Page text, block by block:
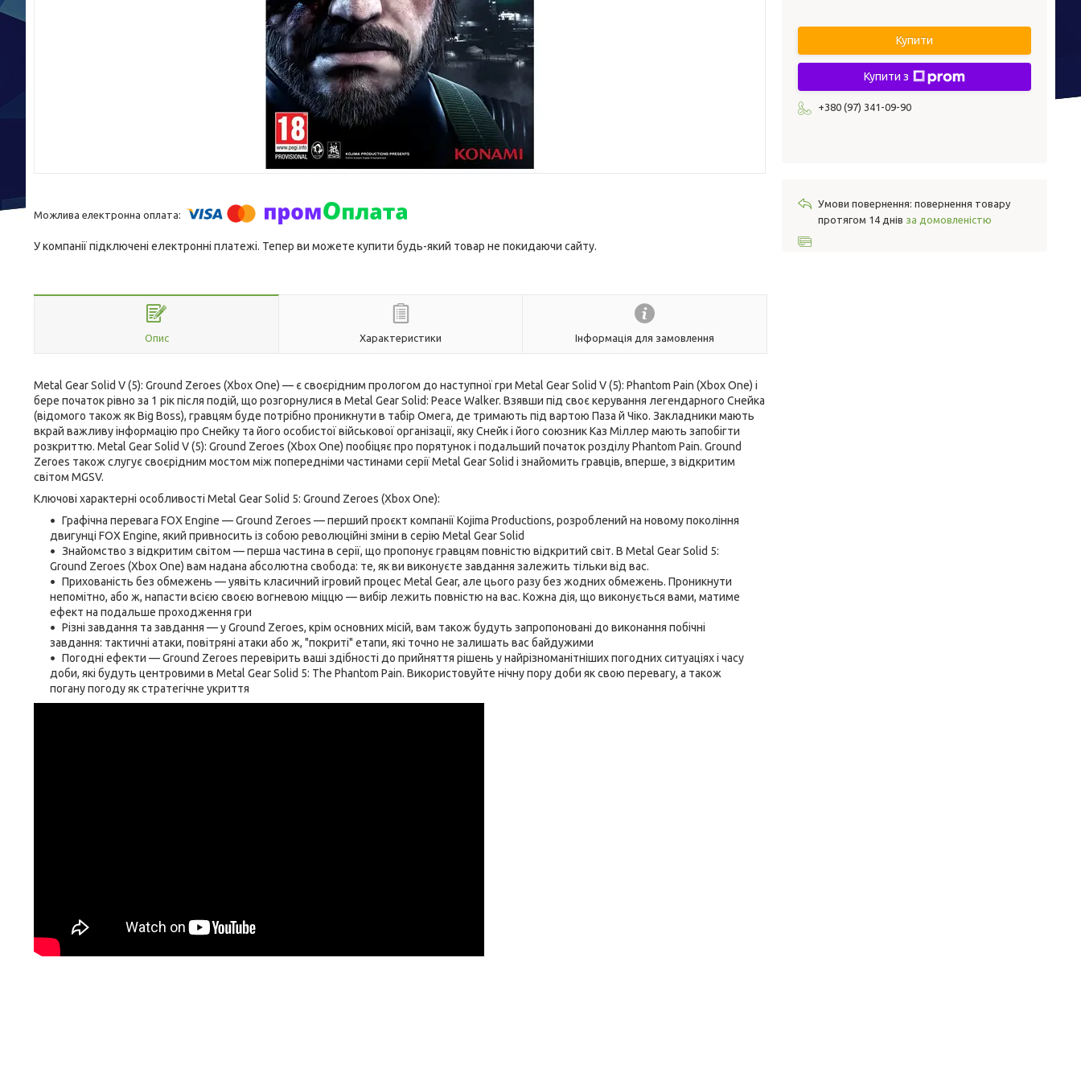
У компанії підключені електронні платежі. Тепер ви можете купити будь-який товар не покидаючи сайту.
Опис Характеристики Інформація для замовлення
Metal Gear Solid V (5): Ground Zeroes (Xbox One) — є своєрідним прологом до наступної гри Metal Gear Solid V (5): Phantom Pain (Xbox One) і
бере початок рівно за 1 рік після подій, що розгорнулися в Metal Gear Solid: Peace Walker. Взявши під своє керування легендарного Снейка
(відомого також як Big Boss), гравцям буде потрібно проникнути в табір Омега, де тримають під вартою Паза й Чіко. Закладники мають
вкрай важливу інформацію про Снейку та його особистої військової організації, яку Снейк і його союзник Каз Міллер мають запобігти
розкриттю. Metal Gear Solid V (5): Ground Zeroes (Xbox One) пообіцяє про порятунок і подальший початок розділу Phantom Pain. Ground
Zeroes також слугує своєрідним мостом між попередніми частинами серії Metal Gear Solid і знайомить гравців, вперше, з відкритим
світом MGSV.
Ключові характерні особливості Metal Gear Solid 5: Ground Zeroes (Xbox One):
Графічна перевага FOX Engine — Ground Zeroes — перший проєкт компанії Kojima Productions, розроблений на новому покоління
двигунці FOX Engine, який привносить із собою революційні зміни в серію Metal Gear Solid
Знайомство з відкритим світом — перша частина в серії, що пропонує гравцям повністю відкритий світ. В Metal Gear Solid 5:
Ground Zeroes (Xbox One) вам надана абсолютна свобода: те, як ви виконуєте завдання залежить тільки від вас.
Прихованість без обмежень — уявіть класичний ігровий процес Metal Gear, але цього разу без жодних обмежень. Проникнути
непомітно, або ж, напасти всією своєю вогневою міццю — вибір лежить повністю на вас. Кожна дія, що виконується вами, матиме
ефект на подальше проходження гри
Різні завдання та завдання — у Ground Zeroes, крім основних місій, вам також будуть запропоновані до виконання побічні
завдання: тактичні атаки, повітряні атаки або ж, "покриті" етапи, які точно не залишать вас байдужими
Погодні ефекти — Ground Zeroes перевірить ваші здібності до прийняття рішень у найрізноманітніших погодних ситуаціях і часу
доби, які будуть центровими в Metal Gear Solid 5: The Phantom Pain. Використовуйте нічну пору доби як свою перевагу, а також
погану погоду як стратегічне укриття
Купити
Купити з
+380 (97) 341-09-90
повернення товару
протягом 14 днів за домовленістю